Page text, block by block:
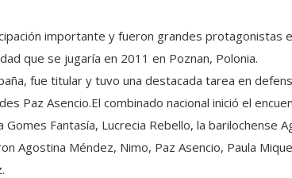
importante y fueron grandes protagonistas
que se jugaría en 2011 en Poznan, Polonia.
fue titular y tuvo una destacada tarea en
Paz Asencio.El combinado nacional inició el
Gomes Fantasía, Lucrecia Rebello, la barilochense
Agostina Méndez, Nimo, Paz Asencio, Paula